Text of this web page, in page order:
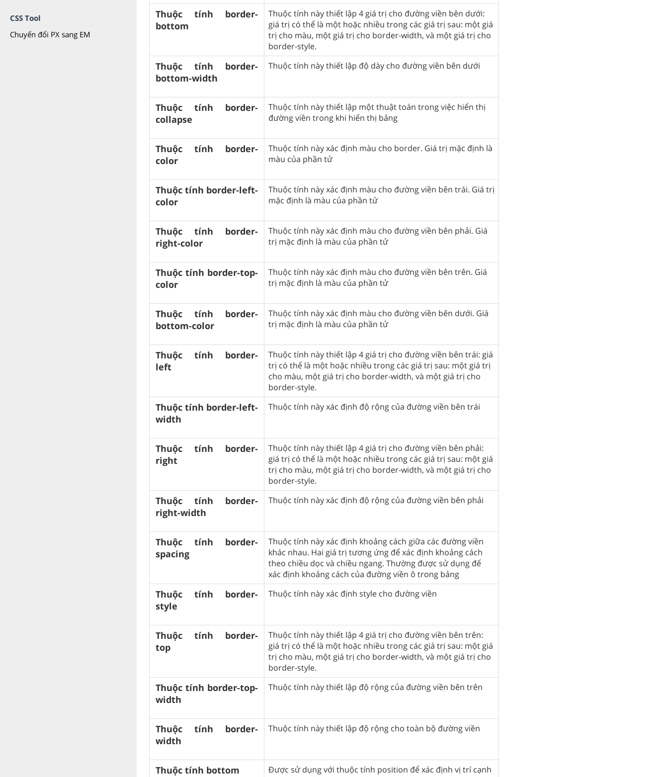
CSS Tool
Chuyển đổi PX sang EM
Thuộc tính border-
bottom
Thuộc tính này thiết lập 4 giá trị cho đường viền bên dưới:
giá trị có thể là một hoặc nhiều trong các giá trị sau: một giá
trị cho màu, một giá trị cho border-width, và một giá trị cho
border-style.
Thuộc tính border-
bottom-width
Thuộc tính này thiết lập độ dày cho đường viền bên dưới
Thuộc tính border-
collapse
Thuộc tính này thiết lập một thuật toán trong việc hiển thị
đường viền trong khi hiển thị bảng
Thuộc tính border-
color
Thuộc tính này xác định màu cho border. Giá trị mặc định là
màu của phần tử
Thuộc tính border-left-
color
Thuộc tính này xác định màu cho đường viền bên trái. Giá trị
mặc định là màu của phần tử
Thuộc tính border-
right-color
Thuộc tính này xác định màu cho đường viền bên phải. Giá
trị mặc định là màu của phần tử
Thuộc tính border-top-
color
Thuộc tính này xác định màu cho đường viền bên trên. Giá
trị mặc định là màu của phần tử
Thuộc tính border-
bottom-color
Thuộc tính này xác định màu cho đường viền bên dưới. Giá
trị mặc định là màu của phần tử
Thuộc tính border-
left
Thuộc tính này thiết lập 4 giá trị cho đường viền bên trái: giá
trị có thể là một hoặc nhiều trong các giá trị sau: một giá trị
cho màu, một giá trị cho border-width, và một giá trị cho
border-style.
Thuộc tính border-left-
width
Thuộc tính này xác định độ rộng của đường viền bên trái
Thuộc tính border-
right
Thuộc tính này thiết lập 4 giá trị cho đường viền bên phải:
giá trị có thể là một hoặc nhiều trong các giá trị sau: một giá
trị cho màu, một giá trị cho border-width, và một giá trị cho
border-style.
Thuộc tính border-
right-width
Thuộc tính này xác định độ rộng của đường viền bên phải
Thuộc tính border-
spacing
Thuộc tính này xác định khoảng cách giữa các đường viền
khác nhau. Hai giá trị tương ứng để xác định khoảng cách
theo chiều dọc và chiều ngang. Thường được sử dụng để
xác định khoảng cách của đường viền ô trong bảng
Thuộc tính border-
style
Thuộc tính này xác định style cho đường viền
Thuộc tính border-
top
Thuộc tính này thiết lập 4 giá trị cho đường viền bên trên:
giá trị có thể là một hoặc nhiều trong các giá trị sau: một giá
trị cho màu, một giá trị cho border-width, và một giá trị cho
border-style.
Thuộc tính border-top-
width
Thuộc tính này thiết lập độ rộng của đường viền bên trên
Thuộc tính border-
width
Thuộc tính này thiết lập độ rộng cho toàn bộ đường viền
Thuộc tính bottom
Được sử dụng với thuộc tính position để xác định vị trí cạnh